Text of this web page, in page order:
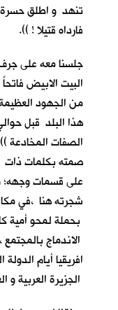
تنهد و اطلق حسرة
فارداه قتيلا ! )).
جلسنا معه على جرف
البيت الابيض
من الجهود
هذا البلد قبل
الصفات المخادعة
صمته بكلمات ذات
على قسمات وجهه؛
شجرته هنا ،في
بحملة لمحو أمية
الاندماج
افريقيا أيام
الجزيرة العربية و